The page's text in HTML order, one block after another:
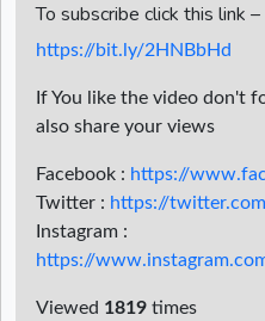
To subscribe click this link –
https://bit.ly/2HNBbHd
If You like the video don't
also share your views
Facebook : https://
Twitter : https://
Instagram :
https://
Viewed 1819 times